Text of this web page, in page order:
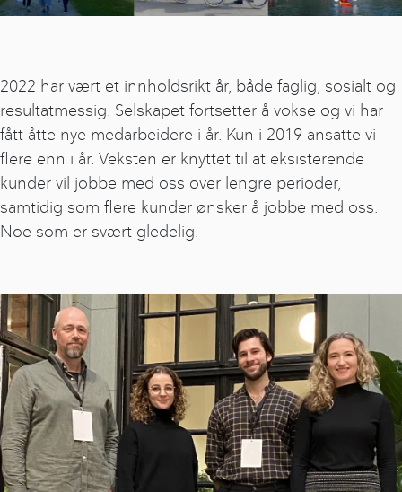
2022 har vært et innholdsrikt år, både faglig, sosialt og
resultatmessig. Selskapet fortsetter å vokse og vi har
fått åtte nye medarbeidere i år. Kun i 2019 ansatte vi
flere enn i år. Veksten er knyttet til at eksisterende
kunder vil jobbe med oss over lengre perioder,
samtidig som flere kunder ønsker å jobbe med oss.
Noe som er svært gledelig.